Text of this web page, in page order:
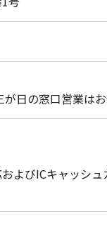
日の窓口営業はお
よびICキャッシュ